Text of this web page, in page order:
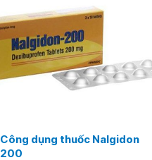
Công dụng thuốc Nalgidon
200